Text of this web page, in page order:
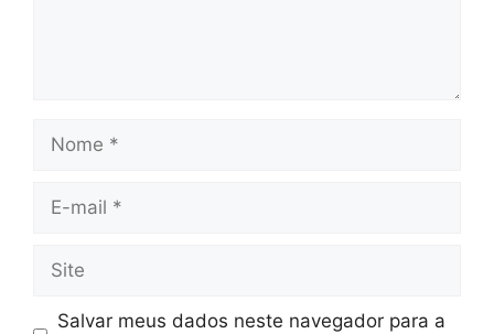
Nome
Site
Salvar meus dados neste navegador para a